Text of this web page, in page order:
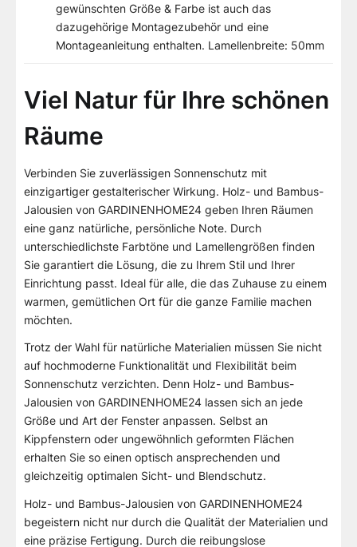
gewünschten Größe & Farbe ist auch das
dazugehörige Montagezubehör und eine
Montageanleitung enthalten. Lamellenbreite: 50mm
Viel Natur für Ihre schönen
Räume
Verbinden Sie zuverlässigen Sonnenschutz mit
einzigartiger gestalterischer Wirkung. Holz- und Bambus-
Jalousien von GARDINENHOME24 geben Ihren Räumen
eine ganz natürliche, persönliche Note. Durch
unterschiedlichste Farbtöne und Lamellengrößen finden
Sie garantiert die Lösung, die zu Ihrem Stil und Ihrer
Einrichtung passt. Ideal für alle, die das Zuhause zu einem
warmen, gemütlichen Ort für die ganze Familie machen
möchten.
Trotz der Wahl für natürliche Materialien müssen Sie nicht
auf hochmoderne Funktionalität und Flexibilität beim
Sonnenschutz verzichten. Denn Holz- und Bambus-
Jalousien von GARDINENHOME24 lassen sich an jede
Größe und Art der Fenster anpassen. Selbst an
Kippfenstern oder ungewöhnlich geformten Flächen
erhalten Sie so einen optisch ansprechenden und
gleichzeitig optimalen Sicht- und Blendschutz.
Holz- und Bambus-Jalousien von GARDINENHOME24
begeistern nicht nur durch die Qualität der Materialien und
eine präzise Fertigung. Durch die reibungslose